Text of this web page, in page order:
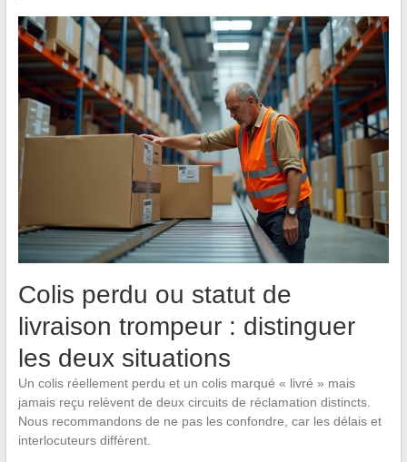
Colis perdu ou statut de
livraison trompeur : distinguer
les deux situations
Un colis réellement perdu et un colis marqué « livré » mais
jamais reçu relèvent de deux circuits de réclamation distincts.
Nous recommandons de ne pas les confondre, car les délais et
interlocuteurs diffèrent.